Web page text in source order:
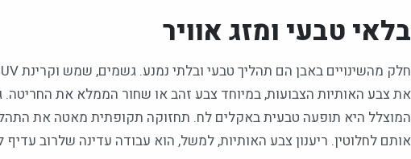
בלאי טבעי ומזג אוויר
את צבע האותיות הצבועות, במיוחד צבע זהב או שחור הממלא את החריטה.
המוצלל היא תופעה טבעית באקלים לח. תחזוקה תקופתית מאטה את
אותם לחלוטין. ריענון צבע האותיות, למשל, הוא עבודה עדינה שלרוב